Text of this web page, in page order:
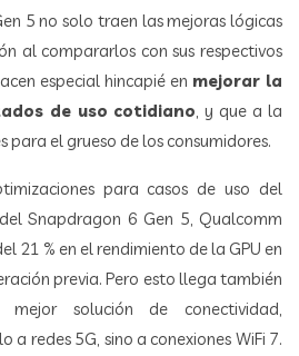
5 no solo traen las mejoras lógicas
al compararlos con sus respectivos
especial hincapié en mejorar la
de uso cotidiano , y que a la
para el grueso de los consumidores.
para casos de uso del
Snapdragon 6 Gen 5, Qualcomm
21 % en el rendimiento de la GPU en
previa. Pero esto llega también
solución de conectividad,
a redes 5G, sino a conexiones WiFi 7.